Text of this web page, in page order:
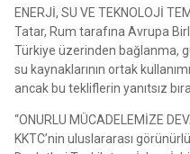
ENERJİ, SU VE TEKNOLOJİ
Tatar, Rum tarafına Avrupa
Türkiye üzerinden bağlanma,
su kaynaklarının ortak
ancak bu tekliflerin yanıtsız
“ONURLU MÜCADELEMİZE
KKTC’nin uluslararası